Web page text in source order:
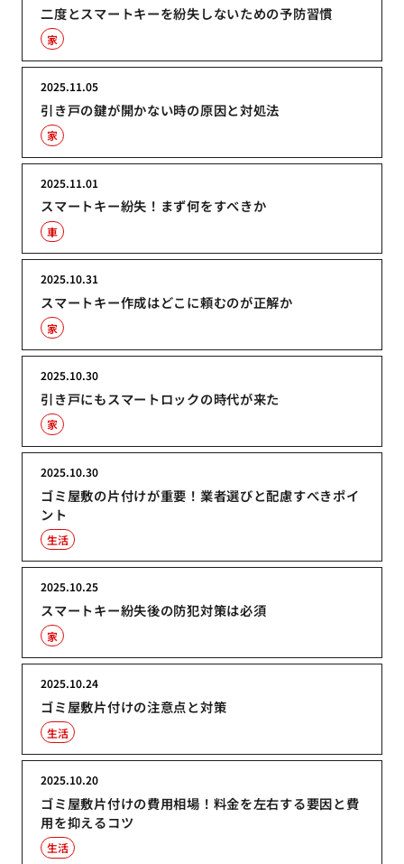
二度とスマートキーを紛失しないための予防習慣
家
引き戸の鍵が開かない時の原因と対処法
2025.11.05
家
スマートキー紛失！まず何をすべきか
2025.11.01
車
スマートキー作成はどこに頼むのが正解か
2025.10.31
家
引き戸にもスマートロックの時代が来た
2025.10.30
家
ゴミ屋敷の片付けが重要！業者選びと配慮すべきポイ
ント
2025.10.30
生活
スマートキー紛失後の防犯対策は必須
2025.10.25
家
ゴミ屋敷片付けの注意点と対策
2025.10.24
生活
ゴミ屋敷片付けの費用相場！料金を左右する要因と費
用を抑えるコツ
2025.10.20
生活